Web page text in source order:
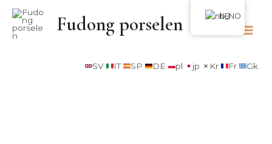
Fudong porselen
SV IT SP DE pl jp Kr Fr Gk
NB